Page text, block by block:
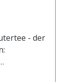
- der